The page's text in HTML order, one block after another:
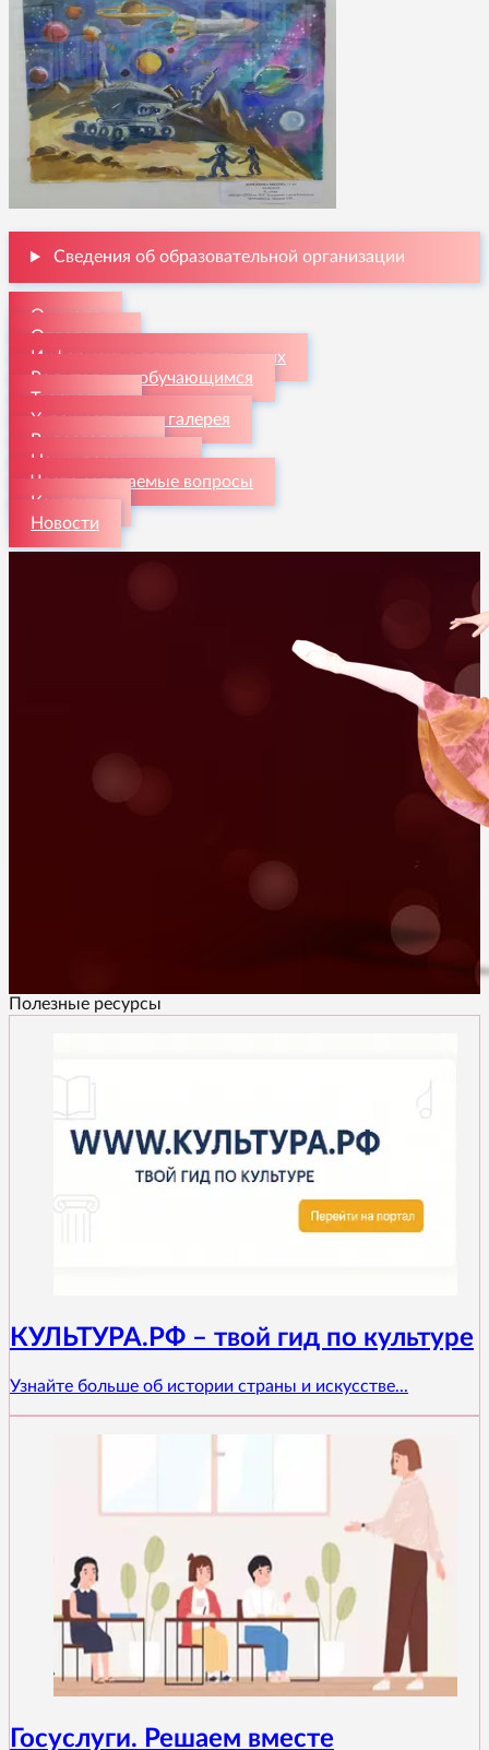
Сведения об образовательной организации
О школе
Отделения
Информация для поступающих
Родителям и обучающимся
Творчество
Художественная галерея
Видеогалерея
Наши достижения
Часто задаваемые вопросы
Контакты
Новости
Полезные ресурсы
КУЛЬТУРА.РФ – твой гид по культуре
Узнайте больше об истории страны и искусстве...
Госуслуги. Решаем вместе